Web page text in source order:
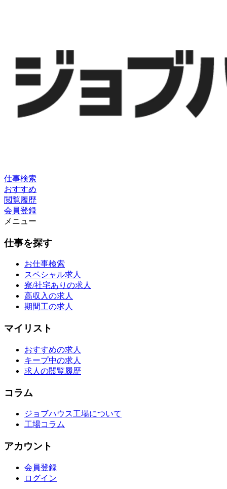
仕事検索
おすすめ
閲覧履歴
会員登録
メニュー
仕事を探す
お仕事検索
スペシャル求人
寮/社宅ありの求人
高収入の求人
期間工の求人
マイリスト
おすすめの求人
キープ中の求人
求人の閲覧履歴
コラム
ジョブハウス工場について
工場コラム
アカウント
会員登録
ログイン